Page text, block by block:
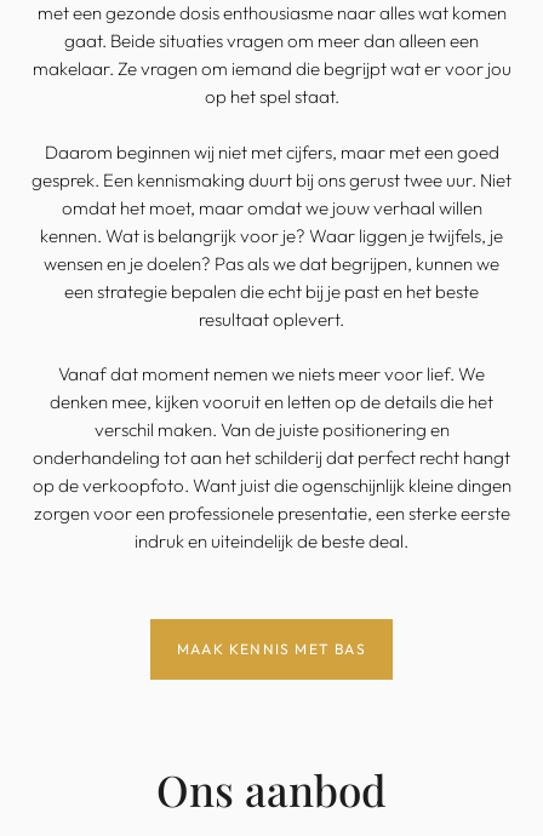
met een gezonde dosis enthousiasme naar alles wat komen
gaat. Beide situaties vragen om meer dan alleen een
makelaar. Ze vragen om iemand die begrijpt wat er voor jou
op het spel staat.
Daarom beginnen wij niet met cijfers, maar met een goed
gesprek. Een kennismaking duurt bij ons gerust twee uur. Niet
omdat het moet, maar omdat we jouw verhaal willen
kennen. Wat is belangrijk voor je? Waar liggen je twijfels, je
wensen en je doelen? Pas als we dat begrijpen, kunnen we
een strategie bepalen die echt bij je past en het beste
resultaat oplevert.
Vanaf dat moment nemen we niets meer voor lief. We
denken mee, kijken vooruit en letten op de details die het
verschil maken. Van de juiste positionering en
onderhandeling tot aan het schilderij dat perfect recht hangt
op de verkoopfoto. Want juist die ogenschijnlijk kleine dingen
zorgen voor een professionele presentatie, een sterke eerste
indruk en uiteindelijk de beste deal.
MAAK KENNIS MET BAS
Ons aanbod